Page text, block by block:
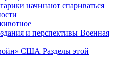
начинают спариваться
и перспективы Военная
США Разделы этой